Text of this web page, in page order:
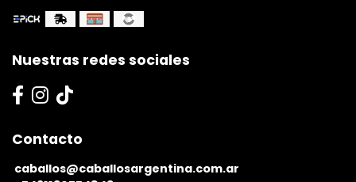
Nuestras redes sociales
Contacto
caballos@caballosargentina.com.ar